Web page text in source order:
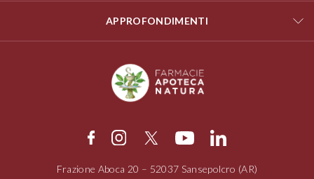
APPROFONDIMENTI
Frazione Aboca 20 – 52037 Sansepolcro (AR)